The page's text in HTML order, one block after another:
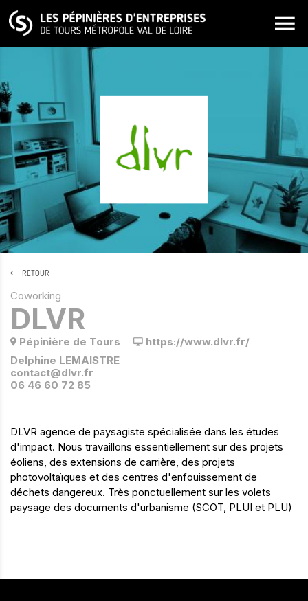
ALLER AU CONTENU PRINCIPAL
RETOUR
Coworking
DLVR
Pépinière de Tours
https://www.dlvr.fr/
Delphine LEMAISTRE
contact@dlvr.fr
06 46 60 72 85
DLVR agence de paysagiste spécialisée dans les études
d'impact. Nous travaillons essentiellement sur des projets
éoliens, des extensions de carrière, des projets
photovoltaïques et des centres d'enfouissement de
déchets dangereux. Très ponctuellement sur les volets
paysage des documents d'urbanisme (SCOT, PLUI et PLU)